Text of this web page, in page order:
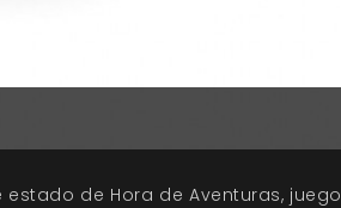
de Hora de Aventuras, juego